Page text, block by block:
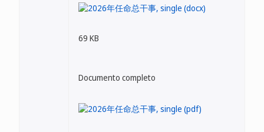
69 KB
Documento completo